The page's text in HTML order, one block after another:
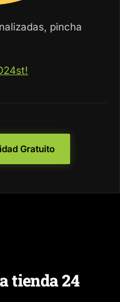
pincha
Gratuito
tienda 24